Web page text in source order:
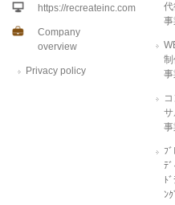
https://recreateinc.com
Company
overview
Privacy policy
ﾌ
ﾃﾞ
ﾄ
ﾝｸ